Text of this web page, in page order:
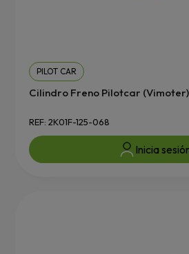
PILOT CAR
Cilindro Freno Pilotcar (Vimoter)
REF: 2K01F-125-068
Inicia